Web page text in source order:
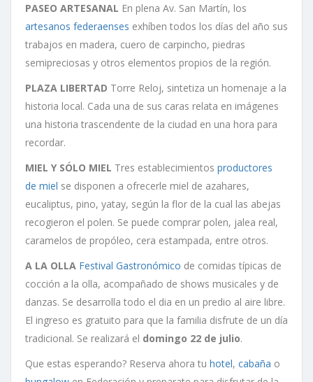
PASEO ARTESANAL En plena Av. San Martín, los
artesanos federaenses exhíben todos los días del año sus
trabajos en madera, cuero de carpincho, piedras
semipreciosas y otros elementos propios de la región.
PLAZA LIBERTAD Torre Reloj, sintetiza un homenaje a la
historia local. Cada una de sus caras relata en imágenes
una historia trascendente de la ciudad en una hora para
recordar.
MIEL Y SÓLO MIEL Tres establecimientos productores
de miel se disponen a ofrecerle miel de azahares,
eucaliptus, pino, yatay, según la flor de la cual las abejas
recogieron el polen. Se puede comprar polen, jalea real,
caramelos de propóleo, cera estampada, entre otros.
A LA OLLA Festival Gastronómico de comidas típicas de
cocción a la olla, acompañado de shows musicales y de
danzas. Se desarrolla todo el dia en un predio al aire libre.
El ingreso es gratuito para que la familia disfrute de un día
tradicional. Se realizará el domingo 22 de julio.
Que estas esperando? Reserva ahora tu hotel, cabaña o